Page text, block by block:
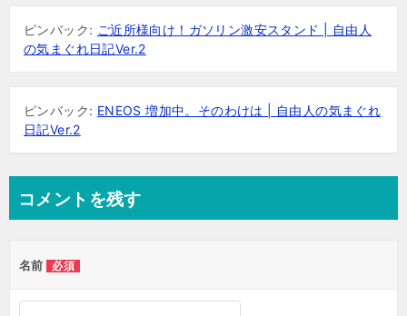
ピンバック: ご近所様向け！ガソリン激安スタンド | 自由人
の気まぐれ日記Ver.2
ピンバック: ENEOS 増加中。そのわけは | 自由人の気まぐれ
日記Ver.2
コメントを残す
名前 必須